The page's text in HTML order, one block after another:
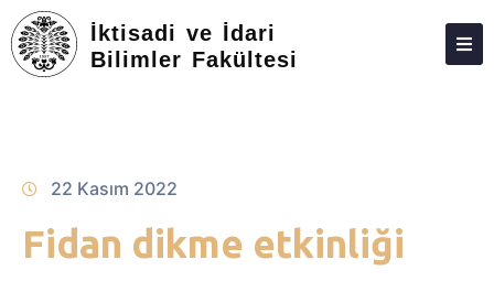
İktisadi ve İdari
Bilimler Fakültesi
YÖNETIM
PERSONEL
22 Kasım 2022
Fidan dikme etkinliği